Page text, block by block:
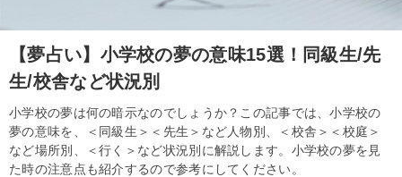
【夢占い】小学校の夢の意味15選！同級生/先
生/校舎など状況別
小学校の夢は何の暗示なのでしょうか？この記事では、小学校の
夢の意味を、＜同級生＞＜先生＞など人物別、＜校舎＞＜校庭＞
など場所別、＜行く＞など状況別に解説します。小学校の夢を見
た時の注意点も紹介するので参考にしてください。